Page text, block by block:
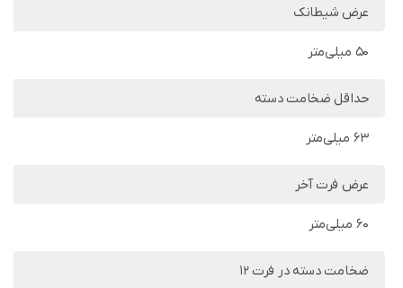
عرض شیطانک
50 میلی‌متر
حداقل ضخامت دسته
63 میلی‌متر
عرض فرت آخر
60 میلی‌متر
ضخامت دسته در فرت 12